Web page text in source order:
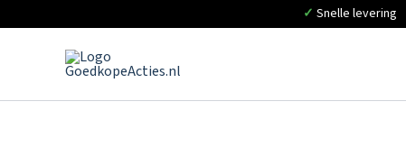
✓ Snelle levering